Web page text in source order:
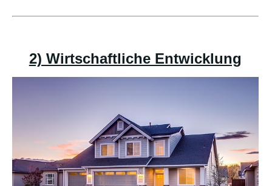
2) Wirtschaftliche Entwicklung